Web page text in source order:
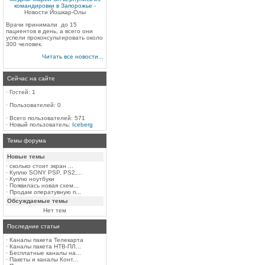
командировки в Запорожье -
Новости Йошкар-Олы
Врачи принимали до 15
пациентов в день, а всего они
успели проконсультировать около
300 человек.
Читать все новости...
Сейчас на сайте
· Гостей: 1
· Пользователей: 0
· Всего пользователей: 571
· Новый пользователь: Iceberg
Темы форума
Новые темы
· сколько стоит экран ...
· Куплю SONY PSP, PS2,...
· Куплю ноутбуки
· Появилась новая схем...
· Продам оператувную п...
Обсуждаемые темы
Нет тем
Последние статьи
· Каналы пакета Телекарта
· Каналы пакета НТВ-ПЛ...
· Бесплатные каналы на...
· Пакеты и каналы Конт...